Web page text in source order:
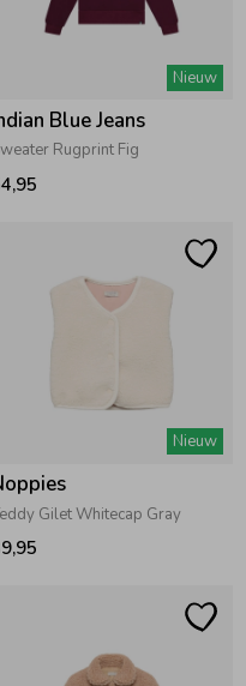
Nieuw
Blue Jeans
Rugprint Fig
Nieuw
Gilet Whitecap Gray